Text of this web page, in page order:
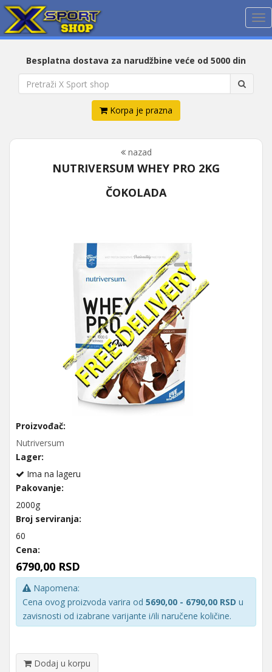
Besplatna dostava za narudžbine veće od 5000 din
Korpa je prazna
nazad
NUTRIVERSUM WHEY PRO 2KG
ČOKOLADA
Proizvođač:
Nutriversum
Lager:
Ima na lageru
Pakovanje:
2000g
Broj serviranja:
60
Cena:
6790,00 RSD
Napomena:
Cena ovog proizvoda varira od 5690,00 - 6790,00 RSD u
zavisnosti od izabrane varijante i/ili naručene količine.
Dodaj u korpu